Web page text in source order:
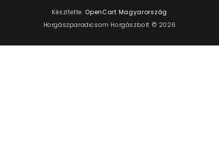
Készítette:OpenCart Magyarország
Horgászparadicsom Horgászbolt © 2026